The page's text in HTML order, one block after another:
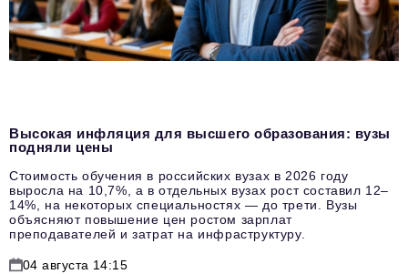
Высокая инфляция для высшего образования: вузы
подняли цены
Стоимость обучения в российских вузах в 2026 году
выросла на 10,7%, а в отдельных вузах рост составил 12–
14%, на некоторых специальностях — до трети. Вузы
объясняют повышение цен ростом зарплат
преподавателей и затрат на инфраструктуру.
04 августа 14:15